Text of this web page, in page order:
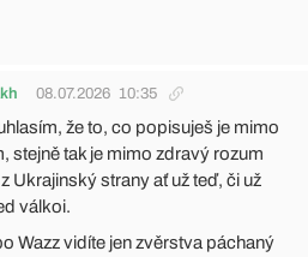
08.07.2026 10:35
že to, co popisuješ je mimo
stejně tak je mimo zdravý rozum
Ukrajinský strany ať už teď, či už
válkoi.
Wazz vidíte jen zvěrstva páchaný